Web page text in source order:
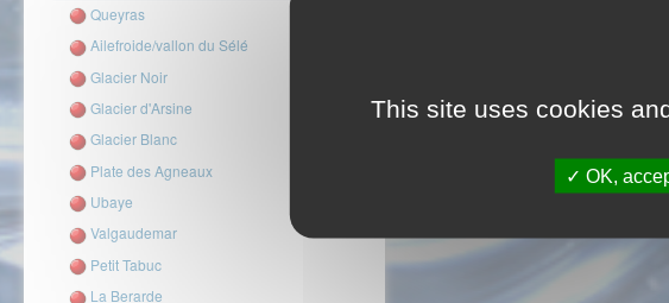
Queyras
Ailefroide/vallon du Sélé
Glacier Noir
Glacier d'Arsine
Glacier Blanc
Plate des Agneaux
Ubaye
Valgaudemar
Petit Tabuc
La Berarde
This site uses cookies
OK,